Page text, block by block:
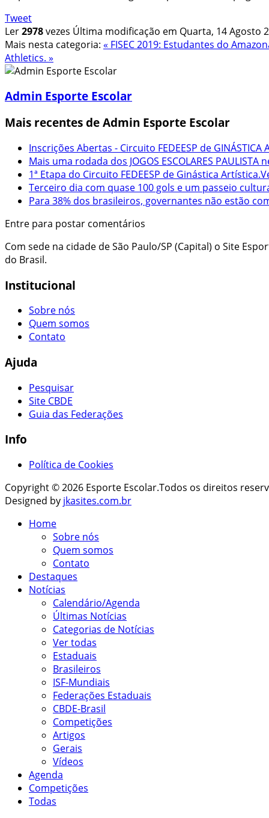
Tweet
Ler2978vezes Última modificação em Quarta, 14 Agosto
Mais nesta categoria: « FISEC 2019: Estudantes do
Athletics. »
Admin Esporte Escolar
Mais recentes de Admin Esporte Escolar
Inscrições Abertas - Circuito FEDEESP de GINÁSTICA
Mais uma rodada dos JOGOS ESCOLARES
1ª Etapa do Circuito FEDEESP de Ginástica
Terceiro dia com quase 100 gols e um passeio
Para 38% dos brasileiros, governantes não estão
Entre para postar comentários
Com sede na cidade de São Paulo/SP (Capital) o Site
do Brasil.
Institucional
Sobre nós
Quem somos
Contato
Ajuda
Pesquisar
Site CBDE
Guia das Federações
Info
Política de Cookies
Copyright © 2026 Esporte Escolar.Todos os direitos
Designed by jkasites.com.br
Home
Sobre nós
Quem somos
Contato
Destaques
Notícias
Calendário/Agenda
Últimas Notícias
Categorias de Notícias
Ver todas
Estaduais
Brasileiros
ISF-Mundiais
Federações Estaduais
CBDE-Brasil
Competições
Artigos
Gerais
Vídeos
Agenda
Competições
Todas